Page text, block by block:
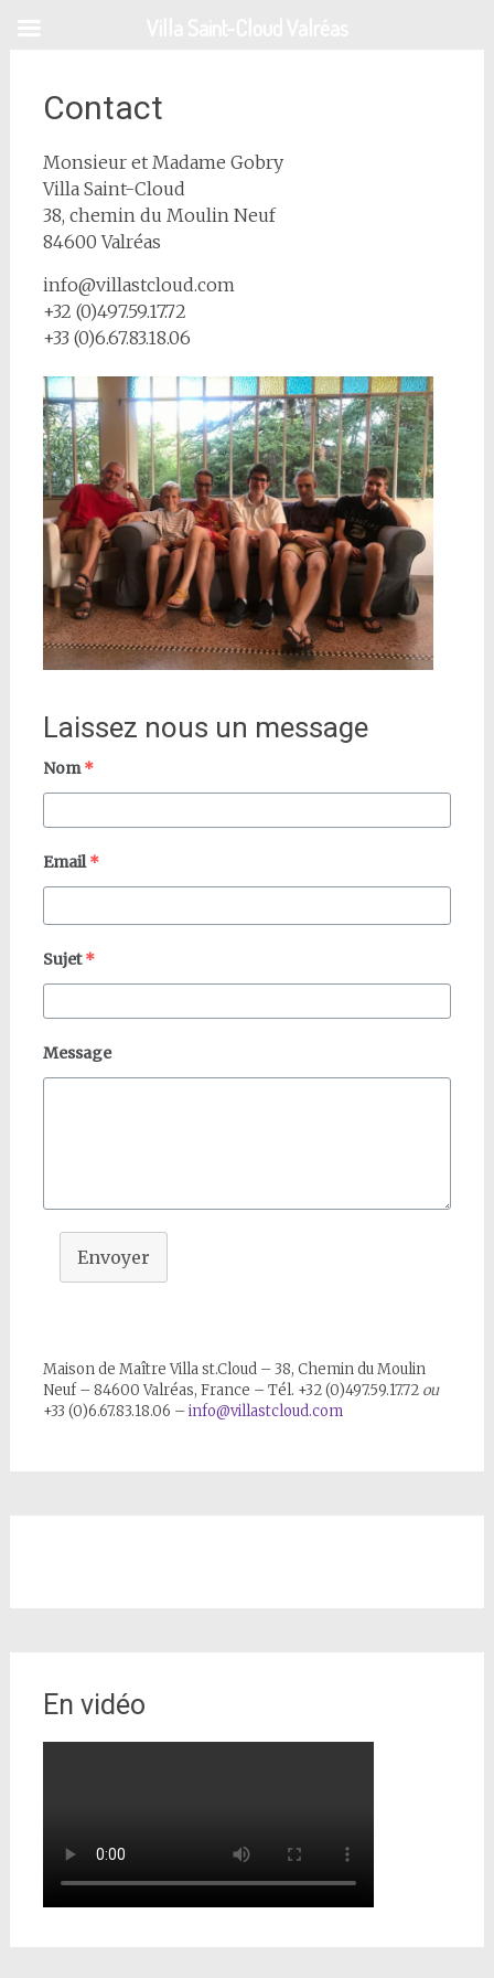
principalContact
Monsieur et Madame Gobry
Villa Saint-Cloud
38, chemin du Moulin Neuf
84600 Valréas
info@villastcloud.com
+32 (0)497.59.17.72
+33 (0)6.67.83.18.06
Laissez nous un message
Nom *
Email *
Sujet *
Message
Envoyer
Maison de Maître Villa st.Cloud – 38, Chemin du Moulin
Neuf – 84600 Valréas, France – Tél. +32 (0)497.59.17.72 ou
+33 (0)6.67.83.18.06 –info@villastcloud.com
En vidéo